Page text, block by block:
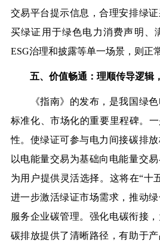
交易平台提示信息，合理安排绿
买绿证用于绿色电力消费声明、
ESG治理和披露等单一场景，则正
五、价值畅通：理顺传导逻辑
《指南》的发布，是我国绿色
标准化、市场化的重要里程碑。
性。 使绿证可参与电力间接碳排
以电能量交易为基础向电能量交
为用户提供灵活选择。这将在“十
进一步激活绿证市场需求，推动绿
服务企业碳管理。 强化电碳衔接
碳排放提供了清晰路径，有助于